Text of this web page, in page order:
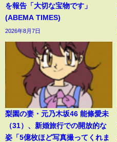
を報告「大切な宝物です」
(ABEMA TIMES)
2026年8月7日
梨園の妻・元乃木坂46 能條愛未
（31）、新婚旅行での開放的な
姿「5億枚ほど写真撮ってくれま